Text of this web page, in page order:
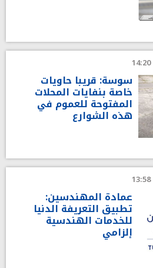
سوسة: قريبا حاويات
خاصة بنفايات المحلات
المفتوحة للعموم في
هذه الشوارع
عمادة المهندسين:
تطبيق التعريفة الدنيا
للخدمات الهندسية
إلزامي